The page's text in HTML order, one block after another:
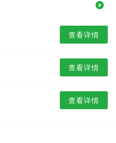
查看详情
查看详情
查看详情